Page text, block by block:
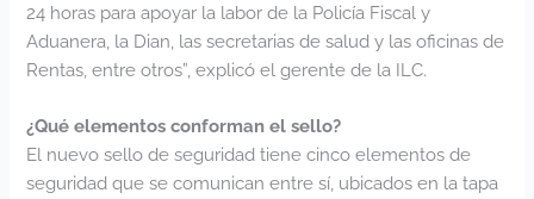
24 horas para apoyar la labor de la Policía Fiscal y
Aduanera, la Dian, las secretarias de salud y las oficinas de
Rentas, entre otros”, explicó el gerente de la ILC.
¿Qué elementos conforman el sello?
El nuevo sello de seguridad tiene cinco elementos de
seguridad que se comunican entre sí, ubicados en la tapa